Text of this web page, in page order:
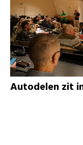
Autodelen zit